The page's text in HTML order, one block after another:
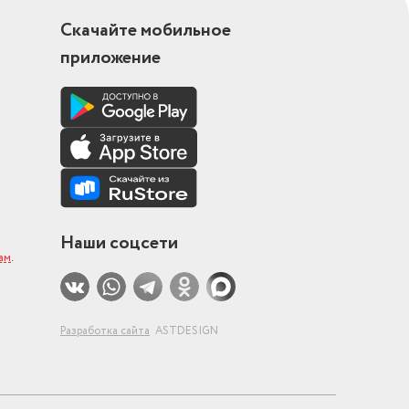
.
Скачайте мобильное
приложение
Наши соцсети
Разработка сайта ASTDESIGN